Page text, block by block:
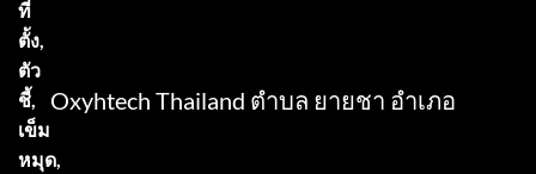
Oxyhtech Thailand ตำบล ยายชา อำเภอ